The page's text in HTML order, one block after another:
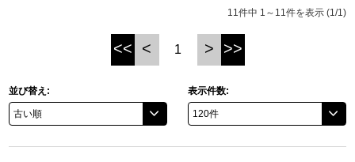
ガンダムシリーズ
ドラゴンボール
11件中 1～11件を表示 (1/1)
<< < 1 > >>
並び替え: 表示件数: